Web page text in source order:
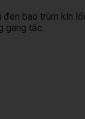
bao trùm kín
gang tấc.